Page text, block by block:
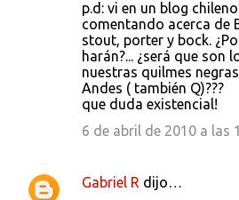
p.d: vi en un blog
comentando acerca de
stout, porter y bock.
harán?... ¿será que son
nuestras quilmes
Andes ( también Q)???
que duda existencial!
6 de abril de 2010 a las
Gabriel R dijo…